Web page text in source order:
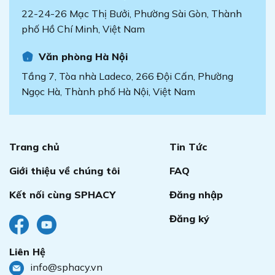
22-24-26 Mạc Thị Bưởi, Phường Sài Gòn, Thành
phố Hồ Chí Minh, Việt Nam
Văn phòng Hà Nội
Tầng 7, Tòa nhà Ladeco, 266 Đội Cấn, Phường
Ngọc Hà, Thành phố Hà Nội, Việt Nam
Trang chủ
Giới thiệu về chúng tôi
Kết nối cùng SPHACY
Liên Hệ
info@sphacy.vn
Tin Tức
FAQ
Đăng nhập
Đăng ký